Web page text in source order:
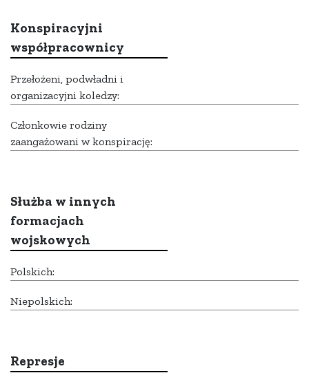
Konspiracyjni
współpracownicy
Przełożeni, podwładni i
organizacyjni koledzy:
Członkowie rodziny
zaangażowani w konspirację:
Służba w innych
formacjach
wojskowych
Polskich:
Niepolskich:
Represje